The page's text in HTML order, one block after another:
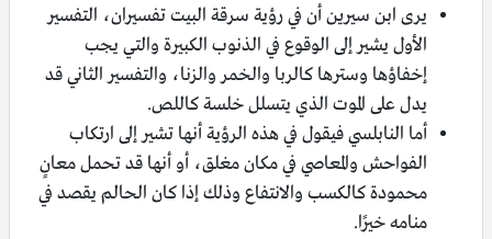
يرى ابن سيرين أن في رؤية سرقة البيت تفسيران، التفسير
الأول يشير إلى الوقوع في الذنوب الكبيرة والتي يجب
إخفاؤها وسترها كالربا والخمر والزنا، والتفسير الثاني قد
يدل على الموت الذي يتسلل خلسة كاللص.
أما النابلسي فيقول في هذه الرؤية أنها تشير إلى ارتكاب
الفواحش والمعاصي في مكان مغلق، أو أنها قد تحمل معانٍ
محمودة كالكسب والانتفاع وذلك إذا كان الحالم يقصد في
منامه خيرًا.